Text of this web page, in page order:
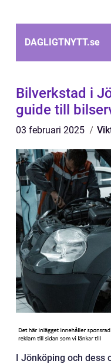
DAGLIGTNYTT.se
Bilverkstad i
guide till
03 februari 2025
I Jönköping och dess